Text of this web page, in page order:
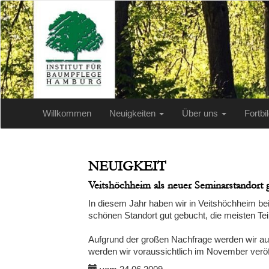
Willkommen Neuigkeiten Über uns
NEUIGKEIT
Veitshöchheim als neuer Seminarstandort
In diesem Jahr haben wir in Veitshöchheim
schönen Standort gut gebucht, die meisten
Aufgrund der großen Nachfrage werden wir
werden wir voraussichtlich im November